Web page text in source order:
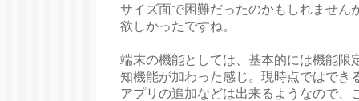
サイズ面で困難だったのかもしれません
欲しかったですね。
端末の機能としては、基本的には機能限
知機能が加わった感じ。現時点ではでき
アプリの追加などは出来るようなので、